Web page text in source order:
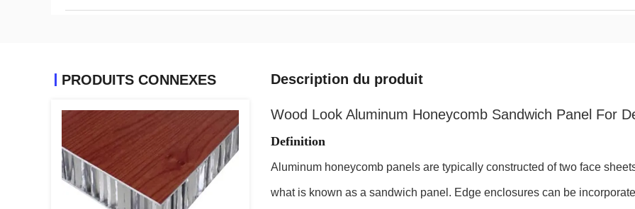
PRODUITS CONNEXES Description du produit
Wood Look Aluminum Honeycomb Sandwich Panel For
Definition
Aluminum honeycomb panels are typically constructed of two face
what is known as a sandwich panel. Edge enclosures can be